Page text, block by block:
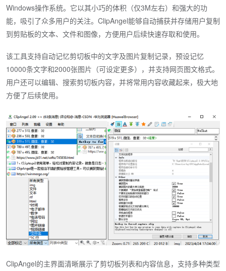
Windows操作系统。它以其小巧的体积（仅3M左右）和强大的功
能，吸引了众多用户的关注。ClipAngel能够自动捕获并存储用户复制
到剪贴板的文本、文件和图像，方便用户后续快速存取和使用。
该工具支持自动记忆剪切板中的文字及图片复制记录，预设记忆
10000条文字和2000张图片（可设定更多），并支持网页图文格式。
用户还可以编辑、搜索剪切板内容，并将常用内容收藏起来，极大地
方便了后续使用。
ClipAngel的主界面清晰展示了剪切板列表和内容信息，支持多种类型